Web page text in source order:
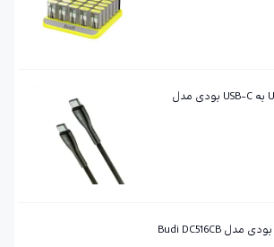
کابل شارژ کنفی ‌USB-C به ‌USB-C بودی مدل